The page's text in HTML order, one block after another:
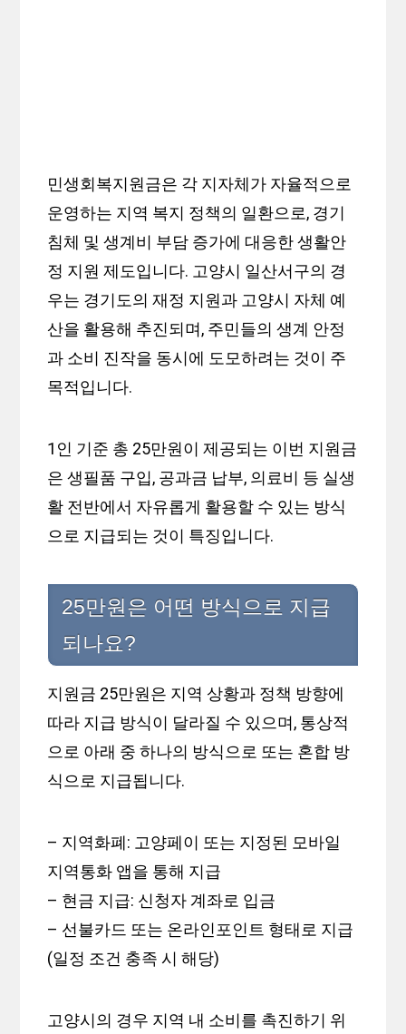
민생회복지원금은 각 지자체가 자율적으로
운영하는 지역 복지 정책의 일환으로, 경기
침체 및 생계비 부담 증가에 대응한 생활안
정 지원 제도입니다. 고양시 일산서구의 경
우는 경기도의 재정 지원과 고양시 자체 예
산을 활용해 추진되며, 주민들의 생계 안정
과 소비 진작을 동시에 도모하려는 것이 주
목적입니다.
1인 기준 총 25만원이 제공되는 이번 지원금
은 생필품 구입, 공과금 납부, 의료비 등 실생
활 전반에서 자유롭게 활용할 수 있는 방식
으로 지급되는 것이 특징입니다.
25만원은 어떤 방식으로 지급
되나요?
지원금 25만원은 지역 상황과 정책 방향에
따라 지급 방식이 달라질 수 있으며, 통상적
으로 아래 중 하나의 방식으로 또는 혼합 방
식으로 지급됩니다.
– 지역화폐: 고양페이 또는 지정된 모바일
지역통화 앱을 통해 지급
– 현금 지급: 신청자 계좌로 입금
– 선불카드 또는 온라인포인트 형태로 지급
(일정 조건 충족 시 해당)
고양시의 경우 지역 내 소비를 촉진하기 위